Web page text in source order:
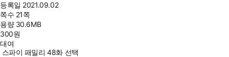
등록일 2021.09.02
쪽수 21쪽
용량 30.6MB
300원
대여
스파이 패밀리 48화 선택